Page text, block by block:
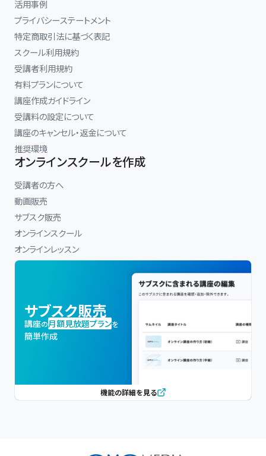
活用事例
プライバシーステートメント
特定商取引法に基づく表記
スクール利用規約
受講者利用規約
有料プランについて
講座作成ガイドライン
受講料の設定について
講座のキャンセル・返金について
推奨環境
オンラインスクールを作成
受講者の方へ
動画販売
サブスク販売
オンラインスクール
オンラインレッスン
サブスク販売
講座の月額見放題プランを
簡単作成
機能の詳細を見る